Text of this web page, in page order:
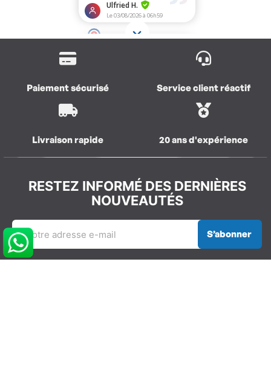
Paiement sécurisé Service client réactif
Livraison rapide 20 ans d'expérience
RESTEZ INFORMÉ DES DERNIÈRES
NOUVEAUTÉS
S’abonner